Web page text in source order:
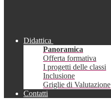
Didattica
Panoramica
Offerta formativa
I progetti delle classi
Inclusione
Griglie di Valutazione
Contatti